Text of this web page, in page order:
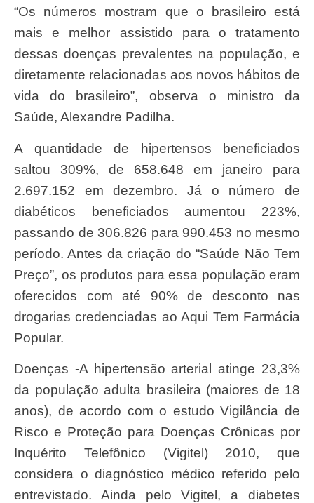
“Os números mostram que o brasileiro está
mais e melhor assistido para o tratamento
dessas doenças prevalentes na população, e
diretamente relacionadas aos novos hábitos de
vida do brasileiro”, observa o ministro da
Saúde, Alexandre Padilha.
A quantidade de hipertensos beneficiados
saltou 309%, de 658.648 em janeiro para
2.697.152 em dezembro. Já o número de
diabéticos beneficiados aumentou 223%,
passando de 306.826 para 990.453 no mesmo
período. Antes da criação do “Saúde Não Tem
Preço”, os produtos para essa população eram
oferecidos com até 90% de desconto nas
drogarias credenciadas ao Aqui Tem Farmácia
Popular.
Doenças -A hipertensão arterial atinge 23,3%
da população adulta brasileira (maiores de 18
anos), de acordo com o estudo Vigilância de
Risco e Proteção para Doenças Crônicas por
Inquérito Telefônico (Vigitel) 2010, que
considera o diagnóstico médico referido pelo
entrevistado. Ainda pelo Vigitel, a diabetes